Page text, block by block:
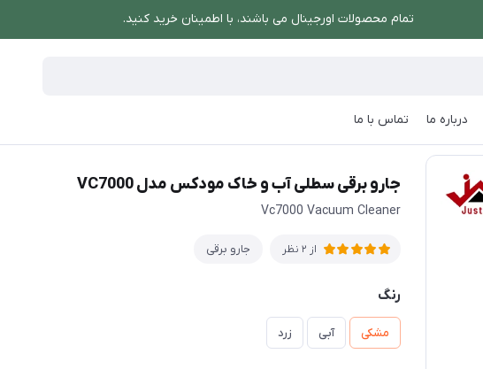
تمام محصولات اورجینال می باشند، با اطمینان خرید کنید.
درباره ما تماس با ما
جارو برقی سطلی آب و خاک مودکس مدل VC7000
جارو برقی سطلی آب و خاک مودکس مدل VC7000
Vc7000 Vacuum Cleaner
از 2 نظر جارو برقی
رنگ
مشکی آبی زرد